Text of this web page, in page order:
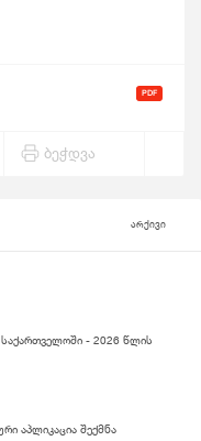
ბეჭდვა
არქივი
- 2026 წლის
აპლიკაცია შექმნა